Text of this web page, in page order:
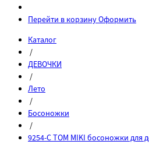
Перейти в корзинуОформить
Каталог
/
ДЕВОЧКИ
/
Лето
/
Босоножки
/
9254-C TOM MIKI босоножки для